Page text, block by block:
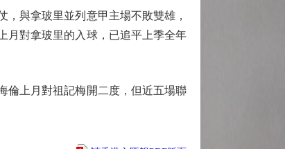
與拿玻里並列意甲主場不敗雙雄，
月對拿玻里的入球，已追平上季全年
上月對祖記梅開二度，但近五場聯